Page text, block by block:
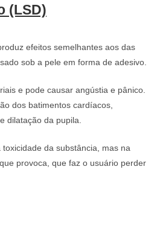
(LSD)
efeitos semelhantes aos das
sob a pele em forma de adesivo.
e pode causar angústia e pânico.
dos batimentos cardíacos,
dilatação da pupila.
da substância, mas na
provoca, que faz o usuário perder